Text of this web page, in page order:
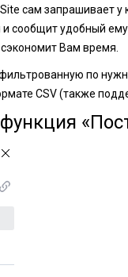
сам запрашивает
и сообщит удобный
Вам время.
по
CSV (также